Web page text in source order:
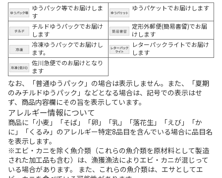
ゆうパック等でお届けしま
す
ゆうパケットでお届けします
チルドゆうパックでお届け
します
定形外郵便(簡易書留)でお届
けします
冷凍ゆうパックでお届けし
ます。
レターパックライトでお届け
します
佐川急便でのお届けとなり
ます
なお、「普通ゆうパック」の場合は表示しません。また、「夏期
のみチルドゆうパック」などとなる場合は、記号での表示はせ
ず、商品内容欄にその旨を表示しています。
アレルギー情報について
商品に「小麦」「そば」「卵」「乳」「落花生」「えび」「か
に」「くるみ」のアレルギー特定8品目を含んでいる場合に品目名
を表示します。
※エビ・カニを除く魚介類（これらの魚介類を原材料として製造
された加工品も含む）は、漁獲漁法によりエビ・カニが混じって
いる場合があります。 また、これらの魚介類は、エサとしてエ